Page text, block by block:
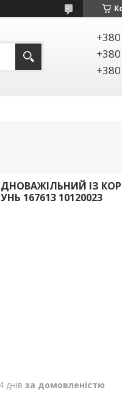
ІЗ
167613 10120023
днів за домовленістю